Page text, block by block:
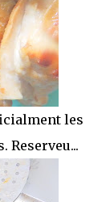
les
Reserveu...